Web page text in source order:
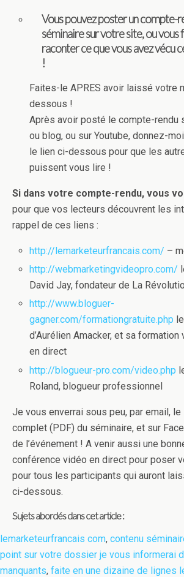
Vous pouvez poster un compte-
séminaire sur votre site, ou vous
raconter ce que vous avez vécu
!
Faites-le APRES avoir laissé votre
dessous !
Après avoir posté le compte-rendu
ou blog, ou sur Youtube, donnez-
le lien ci-dessous pour que les
puissent vous lire !
Si dans votre compte-rendu, vous
pour que vos lecteurs découvrent les
rappel de ces liens :
http://lemarketeurfrancais.com/ –
http://webmarketingvideopro.com/
David Jay, fondateur de La
http://www.bloguer-
gagner.com/formationgratuite.php
d’Aurélien Amacker, et sa
en direct
http://blogueur-pro.com/video.php
Roland, blogueur professionnel
Je vous enverrai sous peu, par email,
complet (PDF) du séminaire, et sur
de l’événement ! A venir aussi une
conférence vidéo en direct pour poser
pour tous les participants qui auront
ci-dessous.
Sujets abordés dans cet article :
lemarketeurfrancais com, contenu
point sur votre dossier je vous informerai
manquants, faite en une dizaine de lignes